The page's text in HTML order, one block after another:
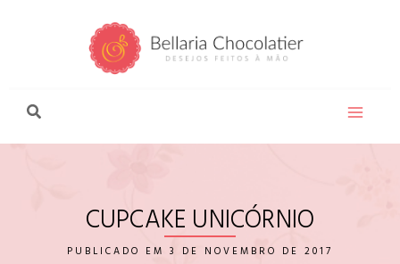
CUPCAKE UNICÓRNIO
3 DE NOVEMBRO DE 2017